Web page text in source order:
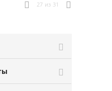
27 из 31